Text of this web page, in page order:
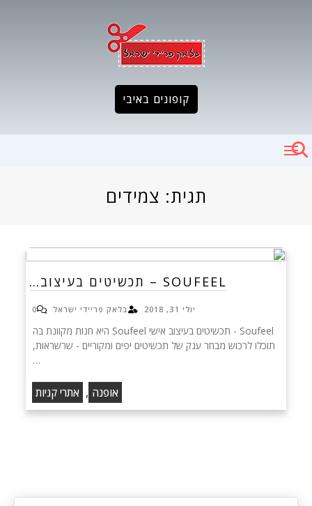
קופונים באיבי
תגית: צמידים
SOUFEEL – תכשיטים בעיצוב…
יולי 31, 2018 בלאק פריידי ישראל 0
Soufeel - תכשיטים בעיצוב אישי Soufeel היא חנות מקוונת בה
תוכלו לרכוש מבחר ענק של תכשיטים יפים ומקוריים - שרשראות,
…
אופנה , אתרי קניות